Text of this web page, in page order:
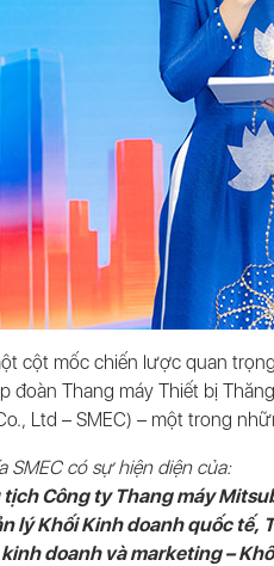
cột mốc chiến lược quan
đoàn Thang máy Thiết bị
Ltd – SMEC) – một trong
có sự hiện diện của:
tịch Công ty Thang máy
lý Khối Kinh doanh quốc
doanh và marketing –